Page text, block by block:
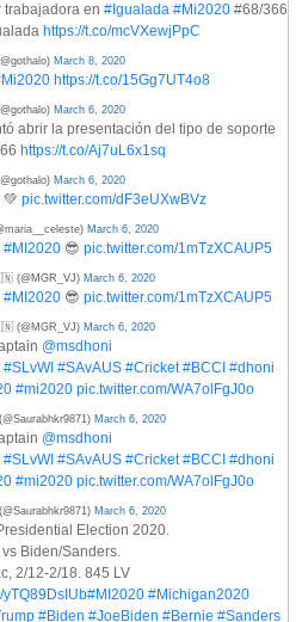
trabajadora en #Igualada #Mi2020 #68/366
https://t.co/mcVXewjPpC
March 8, 2020
https://t.co/15Gg7UT4o8
March 6, 2020
abrir la presentación del tipo de soporte
https://t.co/Aj7uL6x1sq
March 6, 2020
💚 pic.twitter.com/dF3eUXwBVz
March 6, 2020
#MI2020 😎 pic.twitter.com/1mTzXCAUP5
(@MGR_VJ) March 6, 2020
#MI2020 😎 pic.twitter.com/1mTzXCAUP5
(@MGR_VJ) March 6, 2020
@msdhoni
#SLvWI #SAvAUS #Cricket #BCCI #dhoni
#mi2020 pic.twitter.com/WA7olFgJ0o
March 6, 2020
@msdhoni
#SLvWI #SAvAUS #Cricket #BCCI #dhoni
#mi2020 pic.twitter.com/WA7olFgJ0o
March 6, 2020
Election 2020.
Biden/Sanders.
2/12-2/18. 845 LV
yTQ89DsIUb#MI2020 #Michigan2020
#Biden #JoeBiden #Bernie #Sanders